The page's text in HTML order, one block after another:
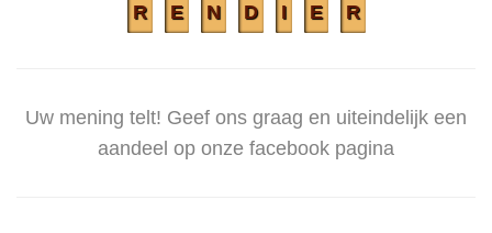
R E N D I E R
Uw mening telt! Geef ons graag en uiteindelijk een
aandeel op onze facebook pagina